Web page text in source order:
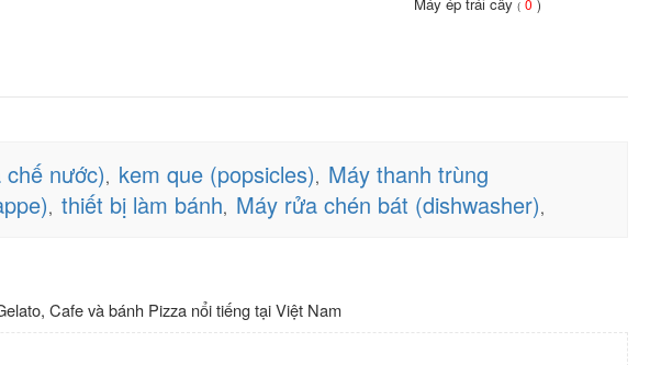
( 0 )
nước), kem que (popsicles), Máy thanh trùng
, thiết bị làm bánh, Máy rửa chén bát (dishwasher),
Cafe và bánh Pizza nổi tiếng tại Việt Nam